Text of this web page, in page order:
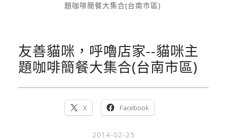
題咖啡簡餐大集合(台南市區)
友善貓咪，呼嚕店家--貓咪主
題咖啡簡餐大集合(台南市區)
X Facebook
2014-02-25